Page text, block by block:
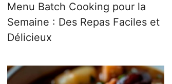
Menu Batch Cooking pour la
Semaine : Des Repas Faciles et
Délicieux